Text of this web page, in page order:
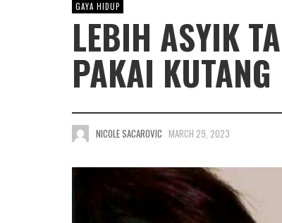
GAYA HIDUP
LEBIH ASYIK
PAKAI KUTANG
NICOLE SACAROVIC MARCH 29, 2023